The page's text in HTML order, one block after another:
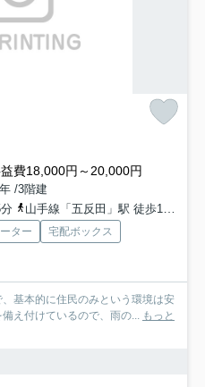
費18,000円～20,000円
/3階建
山手線「五反田」駅 徒歩11分
ター
宅配ボックス
基本的に住民のみという環境は安
え付けているので、雨の... もっと